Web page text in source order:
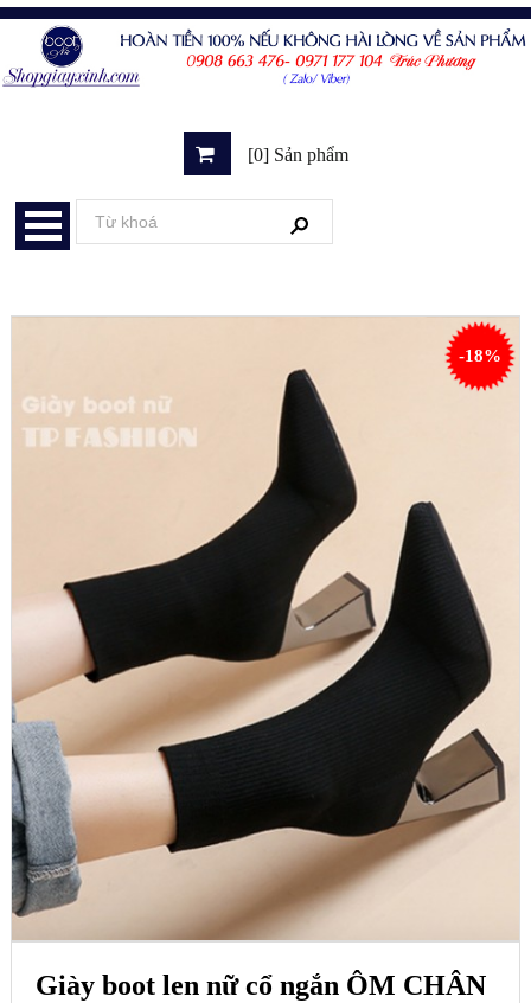
[0] Sản phẩm
-18%
Giày boot len nữ cổ ngắn ÔM CHÂN